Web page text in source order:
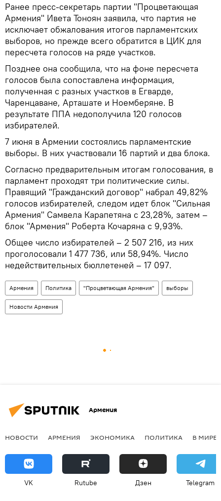
Ранее пресс-секретарь партии "Процветающая
Армения" Ивета Тоноян заявила, что партия не
исключает обжалования итогов парламентских
выборов, но прежде всего обратится в ЦИК для
пересчета голосов на ряде участков.
Позднее она сообщила, что на фоне пересчета
голосов была сопоставлена информация,
полученная с разных участков в Егварде,
Чаренцаване, Арташате и Ноемберяне. В
результате ППА недополучила 120 голосов
избирателей.
7 июня в Армении состоялись парламентские
выборы. В них участвовали 16 партий и два блока.
Согласно предварительным итогам голосования, в
парламент проходят три политические силы.
Правящий "Гражданский договор" набрал 49,82%
голосов избирателей, следом идет блок "Сильная
Армения" Самвела Карапетяна с 23,28%, затем –
блок "Армения" Роберта Кочаряна с 9,93%.
Общее число избирателей – 2 507 216, из них
проголосовали 1 477 736, или 58,94%. Число
недействительных бюллетеней – 17 097.
Армения Политика "Процветающая Армения" выборы
Новости Армения
Армения
НОВОСТИ АРМЕНИЯ ЭКОНОМИКА ПОЛИТИКА В МИРЕ
VK Rutube Дзен Telegram